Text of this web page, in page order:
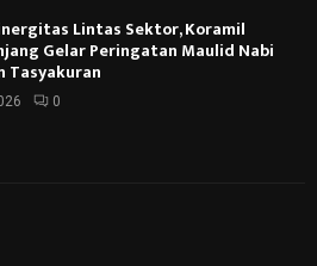
Lintas Sektor, Koramil
Gelar Peringatan Maulid Nabi
Tasyakuran
0